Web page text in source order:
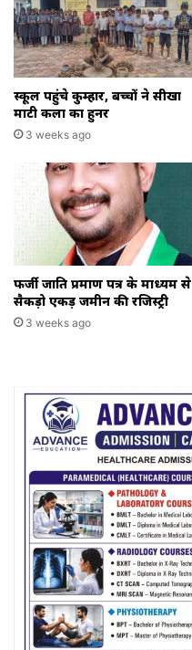
स्कूल पहुंचे कुम्हार, बच्चों ने सीखा
माटी कला का हुनर
3 weeks ago
फर्जी जाति प्रमाण पत्र के माध्यम से
सैकड़ो एकड़ जमीन की रजिस्ट्री
3 weeks ago